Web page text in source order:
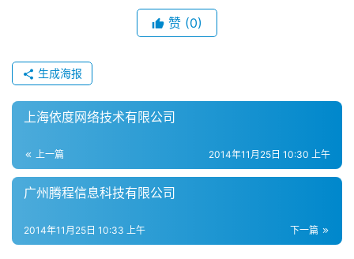
游
2
十
三
赞 (0)
生成海报
上海依度网络技术有限公司
上一篇 2014年11月25日 10:30 上午
广州腾程信息科技有限公司
下一篇
2014年11月25日 10:33 上午